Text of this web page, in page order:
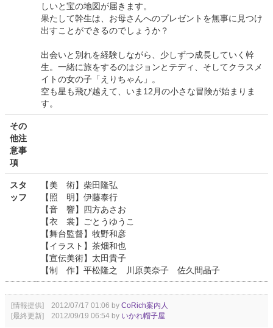
しいと宝の地図が届きます。
果たして幹生は、お母さんへのプレゼントを無事に見つけ
出すことができるのでしょうか？
出会いと別れを経験しながら、少しずつ成長していく幹
生。一緒に旅をするのはジョンとテディ、そしてクラスメ
イトの女の子「えりちゃん」。
空も星も飛び越えて、いま12月の小さな冒険が始まりま
す。
その
他注
意事
項
スタ
ッフ
【美 術】柴田隆弘
【照 明】伊藤泰行
【音 響】四方あさお
【衣 裳】ごとうゆうこ
【舞台監督】牧野和彦
【イラスト】茶畑和也
【宣伝美術】太田貴子
【制 作】平松隆之 川原美奈子 佐久間晶子
[情報提供] 2012/07/17 01:06 by CoRich案内人
[最終更新] 2012/09/19 06:54 by いかれ帽子屋